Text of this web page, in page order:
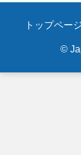
Secondary
トップペー
©